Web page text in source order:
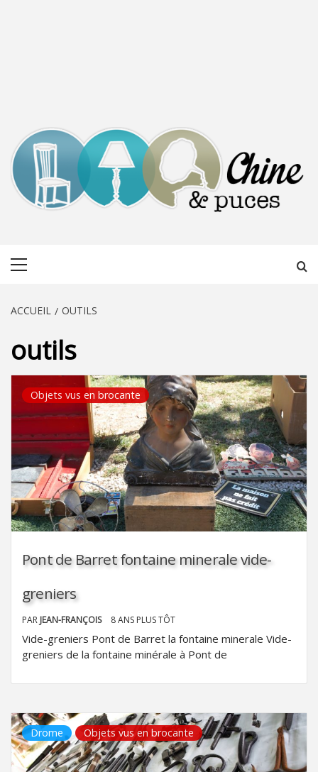
ACCUEIL OUTILS
outils
Objets vus en brocante
Pont de Barret fontaine minerale vide-
greniers
PAR JEAN-FRANÇOIS 8 ANS PLUS TÔT
Vide-greniers Pont de Barret la fontaine minerale Vide-
greniers de la fontaine minérale à Pont de
Drome Objets vus en brocante